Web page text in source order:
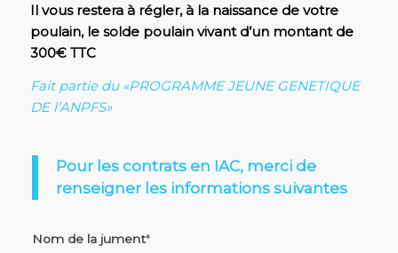
Il vous restera à régler, à la naissance de votre
poulain, le solde poulain vivant d’un montant de
300€ TTC
Fait partie du «PROGRAMME JEUNE GENETIQUE
DE l’ANPFS»
Pour les contrats en IAC, merci de
renseigner les informations suivantes
Nom de la jument*